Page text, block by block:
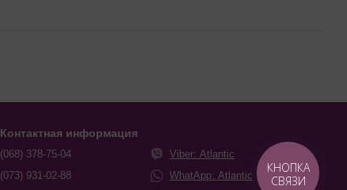
Контактная информация
(068) 378-75-04
(073) 931-02-88
Viber: Atlantic
WhatApp: Atlantic
КНОПКА
СВЯЗИ